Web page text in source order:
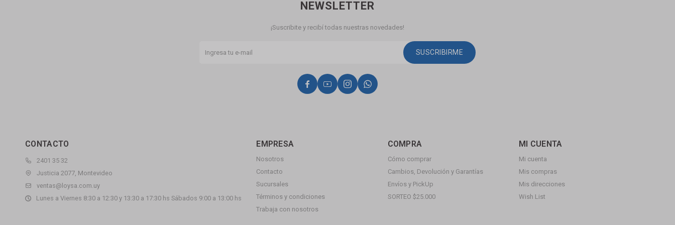
CONTACTO
2401 35 32
Justicia 2077, Montevideo
ventas@loysa.com.uy
Lunes a Viernes 8:30 a 12:30 y 13:30 a 17:30 hs Sábados 9:00 a 13:00 hs
EMPRESA
Nosotros
Contacto
Sucursales
Términos y condiciones
Trabaja con nosotros
COMPRA
Cómo comprar
Cambios, Devolución y Garantías
Envíos y PickUp
SORTEO $25.000
MI CUENTA
Mi cuenta
Mis compras
Mis direcciones
Wish List
NEWSLETTER
¡Suscribite y recibí todas nuestras novedades!
SUSCRIBIRME
   